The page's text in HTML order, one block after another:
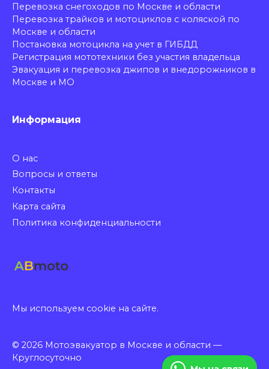
Перевозка снегоходов по Москве и области
Перевозка трайков и мотоциклов с коляской по
Москве и области
Постановка мотоцикла на учет в ГИБДД
Регистрация мототехники без участия владельца
Эвакуация и перевозка джипов и внедорожников в
Москве и МО
Информация
О нас
Вопросы и ответы
Контакты
Карта сайта
Политика конфиденциальности
Мы используем cookie на сайте.
© 2026 Мотоэвакуатор в Москве и области —
Круглосуточно